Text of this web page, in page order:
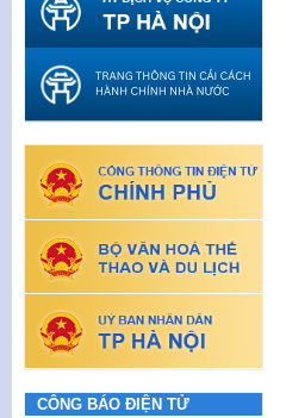
CÔNG BÁO ĐIỆN TỬ